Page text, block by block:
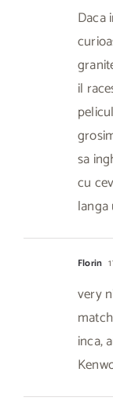
Daca
il
sa
cu
langa
Florin
very
inca,